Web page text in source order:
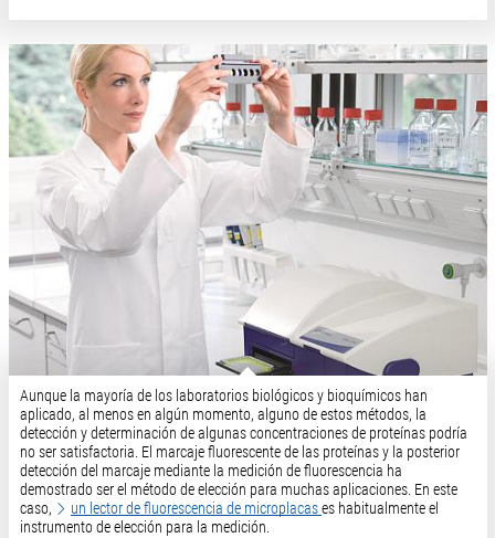
Aunque la mayoría de los laboratorios biológicos y bioquímicos han
aplicado, al menos en algún momento, alguno de estos métodos, la
detección y determinación de algunas concentraciones de proteínas podría
no ser satisfactoria. El marcaje fluorescente de las proteínas y la posterior
detección del marcaje mediante la medición de fluorescencia ha
demostrado ser el método de elección para muchas aplicaciones. En este
caso,
un lector de fluorescencia de microplacases habitualmente el
instrumento de elección para la medición.